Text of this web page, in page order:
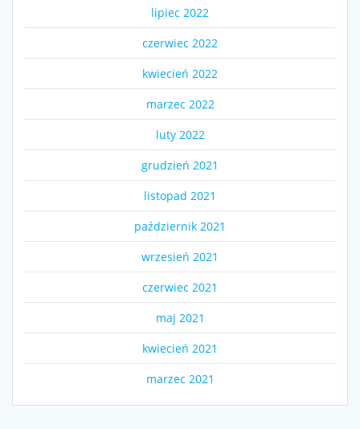
lipiec 2022
czerwiec 2022
kwiecień 2022
marzec 2022
luty 2022
grudzień 2021
listopad 2021
październik 2021
wrzesień 2021
czerwiec 2021
maj 2021
kwiecień 2021
marzec 2021